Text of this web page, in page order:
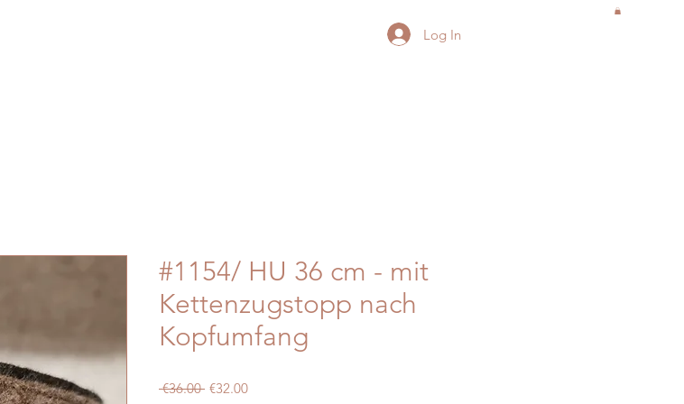
Log In
#1154/ HU 36 cm - mit
Kettenzugstopp nach
Kopfumfang
€36.00 Regular
€32.00Sale